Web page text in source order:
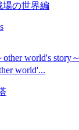
の世界編
world'...